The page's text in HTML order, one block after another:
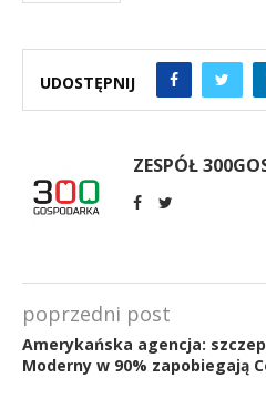
UDOSTĘPNIJ
ZESPÓŁ
poprzedni post
Amerykańska agencja:
Moderny w 90% zapobiegają